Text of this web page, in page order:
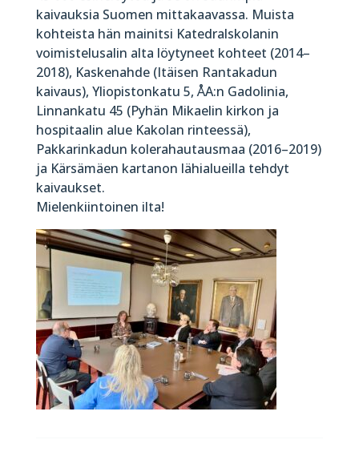
kaivauksia Suomen mittakaavassa. Muista
kohteista hän mainitsi Katedralskolanin
voimistelusalin alta löytyneet kohteet (2014–
2018), Kaskenahde (Itäisen Rantakadun
kaivaus), Yliopistonkatu 5, ÅA:n Gadolinia,
Linnankatu 45 (Pyhän Mikaelin kirkon ja
hospitaalin alue Kakolan rinteessä),
Pakkarinkadun kolerahautausmaa (2016–2019)
ja Kärsämäen kartanon lähialueilla tehdyt
kaivaukset.
Mielenkiintoinen ilta!